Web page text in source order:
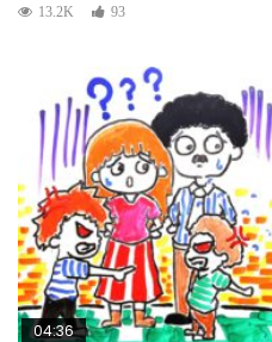
13.2K 93
04:36